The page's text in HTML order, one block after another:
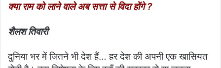
क्या राम को लाने वाले अब सत्ता से विदा होंगे ?
शैलश तिवारी
दुनिया भर में जितने भी देश हैं… हर देश की अपनी एक खासियत